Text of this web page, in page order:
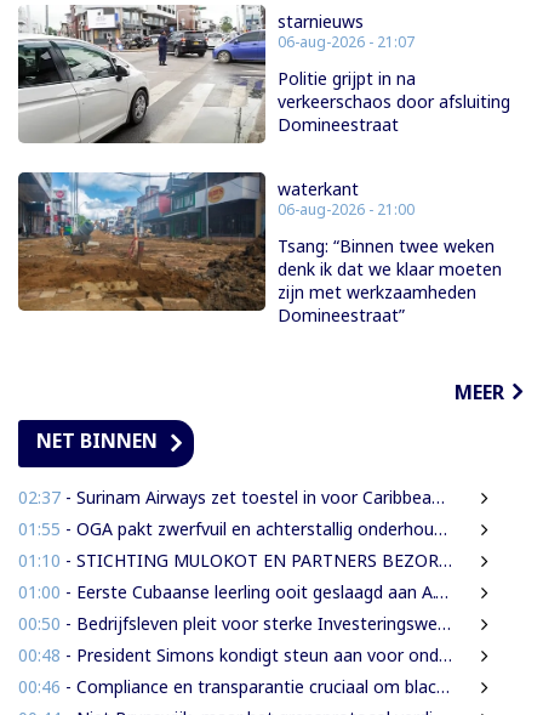
starnieuws
06-aug-2026 - 21:07
Politie grijpt in na
verkeerschaos door afsluiting
Domineestraat
waterkant
06-aug-2026 - 21:00
Tsang: “Binnen twee weken
denk ik dat we klaar moeten
zijn met werkzaamheden
Domineestraat”
MEER
NET BINNEN
02:37 - Surinam Airways zet toestel in voor Caribbean Premier League crickettoernooi
01:55 - OGA pakt zwerfvuil en achterstallig onderhoud gezamenlijk aan
01:10 - STICHTING MULOKOT EN PARTNERS BEZORGD OVER VOORGENOMEN AFKONDIGING 5-KILOMETER-STRAALWET
01:00 - Eerste Cubaanse leerling ooit geslaagd aan A.T. Calorschool
00:50 - Bedrijfsleven pleit voor sterke Investeringswet en onafhankelijke SITA
00:48 - President Simons kondigt steun aan voor onderzoek naar cultureel erfgoed
00:46 - Compliance en transparantie cruciaal om blacklisting te voorkomen.